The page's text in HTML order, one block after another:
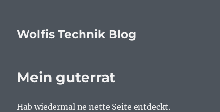
Wolfis Technik Blog
Mein guterrat
Hab wiedermal ne nette Seite entdeckt.